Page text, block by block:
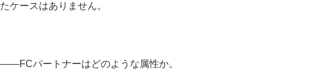
たケースはありません。
――FCパートナーはどのような属性か。